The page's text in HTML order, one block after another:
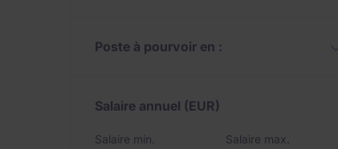
Poste à pourvoir en :
Salaire annuel (EUR)
Salaire min. Salaire max.